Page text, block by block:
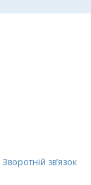
Зворотній зв’язок